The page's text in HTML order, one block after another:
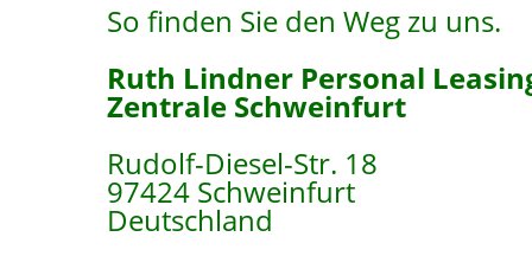
So finden Sie den Weg zu uns.
Ruth Lindner Personal
Zentrale Schweinfurt
Rudolf-Diesel-Str. 18
97424 Schweinfurt
Deutschland